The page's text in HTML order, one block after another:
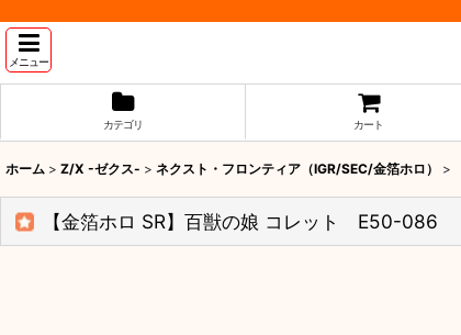
メニュー
カテゴリ カート
ホーム > Z/X -ゼクス- > ネクスト・フロンティア（IGR/SEC/金箔ホロ） >
【金箔ホロ SR】百獣の娘 コレット E50-086